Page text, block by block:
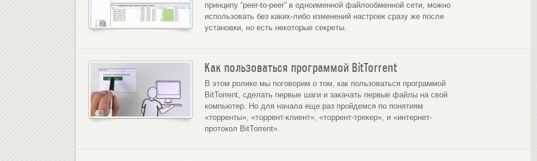
принципу “peer-to-peer” в одноименной файлообменной сети, можно
использовать без каких-либо изменений настроек сразу же после
установки, но есть некоторые секреты.
Как пользоваться программой BitTorrent
В этом ролике мы поговорим о том, как пользоваться программой
BitTorrent, сделать первые шаги и закачать первые файлы на свой
компьютер. Но для начала еще раз пройдемся по понятиям
«торренты», «торрент-клиент», «торрент-трекер», и «интернет-
протокол BitTorrent».